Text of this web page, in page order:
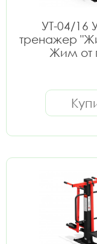
УТ-04/16
тренажер
Жим от